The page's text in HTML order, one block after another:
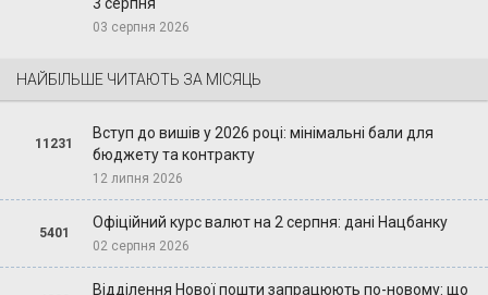
03 серпня 2026
НАЙБІЛЬШЕ ЧИТАЮТЬ ЗА МІСЯЦЬ
11231
Вступ до вишів у 2026 році: мінімальні бали для
бюджету та контракту
12 липня 2026
5401
Офіційний курс валют на 2 серпня: дані Нацбанку
02 серпня 2026
Відділення Нової пошти запрацюють по-новому: що